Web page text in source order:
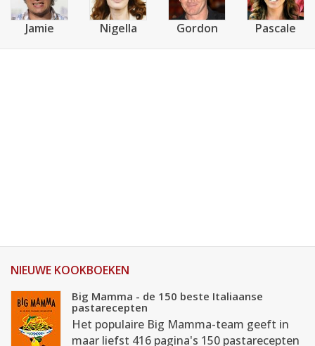
Jamie Nigella Gordon Pascale
NIEUWE KOOKBOEKEN
Big Mamma - de 150 beste Italiaanse
pastarecepten
Het populaire Big Mamma-team geeft in
maar liefst 416 pagina's 150 pastarecepten